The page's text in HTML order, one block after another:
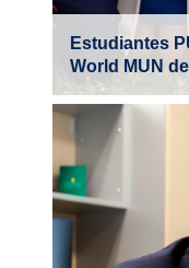
Estudiantes
World MUN
Desde
trabaja